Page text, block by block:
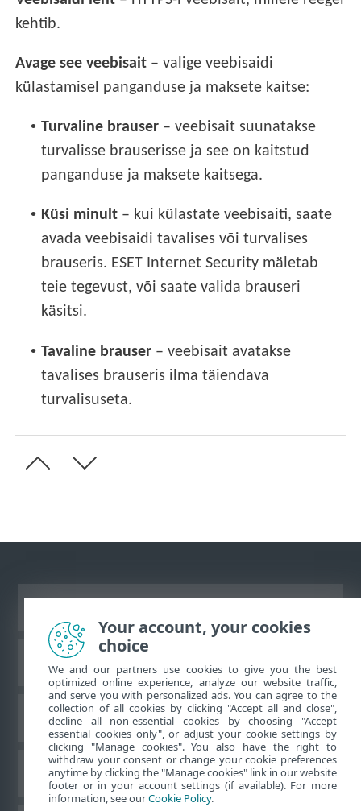
kehtib.
Avage see veebisait – valige veebisaidi
külastamisel panganduse ja maksete kaitse:
• Turvaline brauser – veebisait suunatakse
turvalisse brauserisse ja see on kaitstud
panganduse ja maksete kaitsega.
• Küsi minult – kui külastate veebisaiti, saate
avada veebisaidi tavalises või turvalises
brauseris. ESET Internet Security mäletab
teie tegevust, või saate valida brauseri
käsitsi.
• Tavaline brauser – veebisait avatakse
tavalises brauseris ilma täiendava
turvalisuseta.
ESET teadmistebaas
ESET-i foorum
Piirkondlik tugi
Your account, your cookies
choice
We and our partners use cookies to give you the best
optimized online experience, analyze our website traffic,
and serve you with personalized ads. You can agree to the
collection of all cookies by clicking "Accept all and close",
decline all non-essential cookies by choosing "Accept
essential cookies only", or adjust your cookie settings by
clicking "Manage cookies". You also have the right to
withdraw your consent or change your cookie preferences
anytime by clicking the "Manage cookies" link in our website
footer or in your account settings (if available). For more
information, see ourCookie Policy.